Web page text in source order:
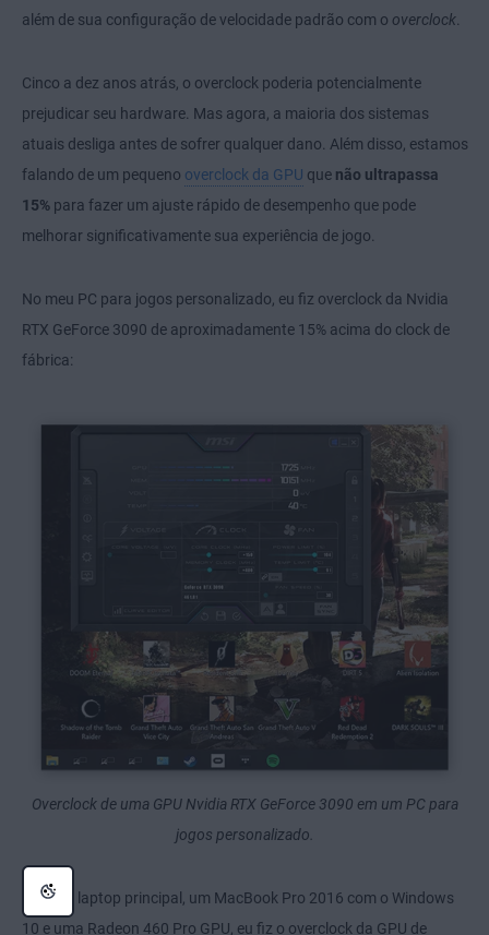
além de sua configuração de velocidade padrão com o overclock.
Cinco a dez anos atrás, o overclock poderia potencialmente
prejudicar seu hardware. Mas agora, a maioria dos sistemas
atuais desliga antes de sofrer qualquer dano. Além disso, estamos
falando de um pequeno overclock da GPU que não ultrapassa
15% para fazer um ajuste rápido de desempenho que pode
melhorar significativamente sua experiência de jogo.
No meu PC para jogos personalizado, eu fiz overclock da Nvidia
RTX GeForce 3090 de aproximadamente 15% acima do clock de
fábrica:
Overclock de uma GPU Nvidia RTX GeForce 3090 em um PC para
jogos personalizado.
No meu laptop principal, um MacBook Pro 2016 com o Windows
10 e uma Radeon 460 Pro GPU, eu fiz o overclock da GPU de